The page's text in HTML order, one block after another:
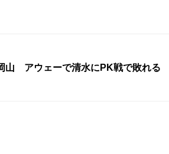
山 アウェーで清水にPK戦で敗れる